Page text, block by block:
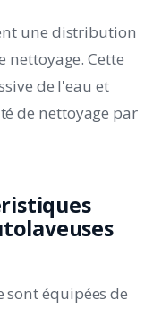
une distribution
nettoyage. Cette
de l'eau et
de nettoyage par
sont équipées de